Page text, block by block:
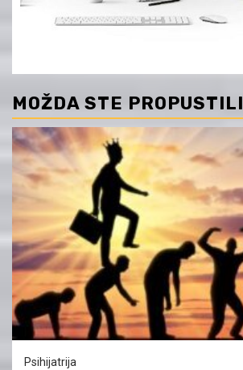
MOŽDA STE PROPUSTILI
Psihijatrija